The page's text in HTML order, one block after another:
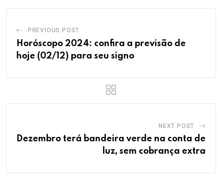
PREVIOUS POST
Horóscopo 2024: confira a previsão de
hoje (02/12) para seu signo
NEXT POST
Dezembro terá bandeira verde na conta de
luz, sem cobrança extra